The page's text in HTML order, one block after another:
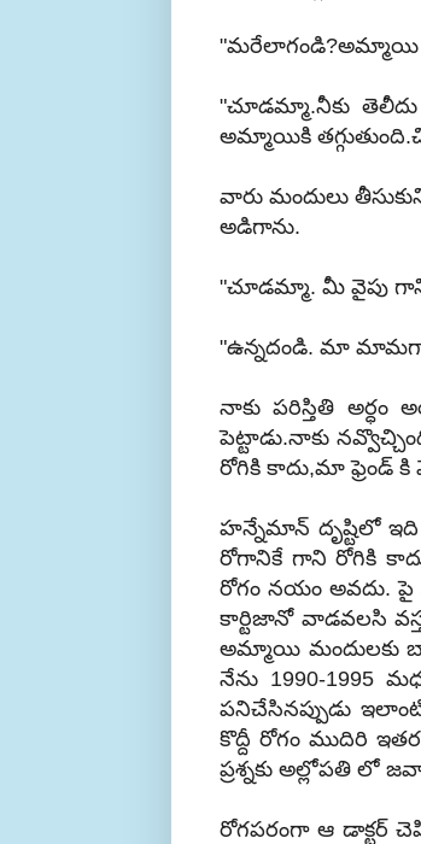
"మరేలాగండి?అమ్మాయి
"చూడమ్మా.నీకు
అమ్మాయికి
వారు మందులు
అడిగాను.
"చూడమ్మా. మీ వైపు
"ఉన్నదండి. మా
నాకు పరిస్తితి అర్ధం
పెట్టాడు.నాకు
రోగికి కాదు,మా ఫ్రెండ్
హన్నేమాన్ దృష్టిలో ఇది
రోగానికే గాని రోగికి
రోగం నయం అవదు. పై
కార్టిజానో వాడవలసి
అమ్మాయి మందులకు
నేను 1990-
పనిచేసినప్పుడు
కొద్దీ రోగం ముదిరి
ప్రశ్నకు అల్లోపతి లో
రోగపరంగా ఆ డాక్టర్